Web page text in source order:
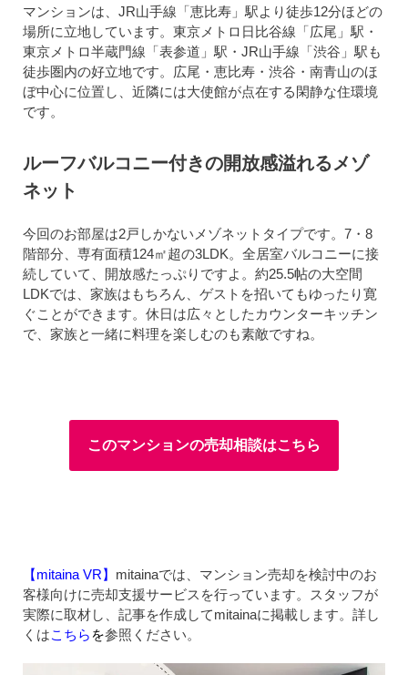
マンションは、JR山手線「恵比寿」駅より徒歩12分ほどの
場所に立地しています。東京メトロ日比谷線「広尾」駅・
東京メトロ半蔵門線「表参道」駅・JR山手線「渋谷」駅も
徒歩圏内の好立地です。広尾・恵比寿・渋谷・南青山のほ
ぼ中心に位置し、近隣には大使館が点在する閑静な住環境
です。
ルーフバルコニー付きの開放感溢れるメゾ
ネット
今回のお部屋は2戸しかないメゾネットタイプです。7・8
階部分、専有面積124㎡超の3LDK。全居室バルコニーに接
続していて、開放感たっぷりですよ。約25.5帖の大空間
LDKでは、家族はもちろん、ゲストを招いてもゆったり寛
ぐことができます。休日は広々としたカウンターキッチン
で、家族と一緒に料理を楽しむのも素敵ですね。
このマンションの売却相談はこちら
【mitaina VR】 mitainaでは、マンション売却を検討中のお
客様向けに売却支援サービスを行っています。スタッフが
実際に取材し、記事を作成してmitainaに掲載します。詳し
くはこちら を参照ください。